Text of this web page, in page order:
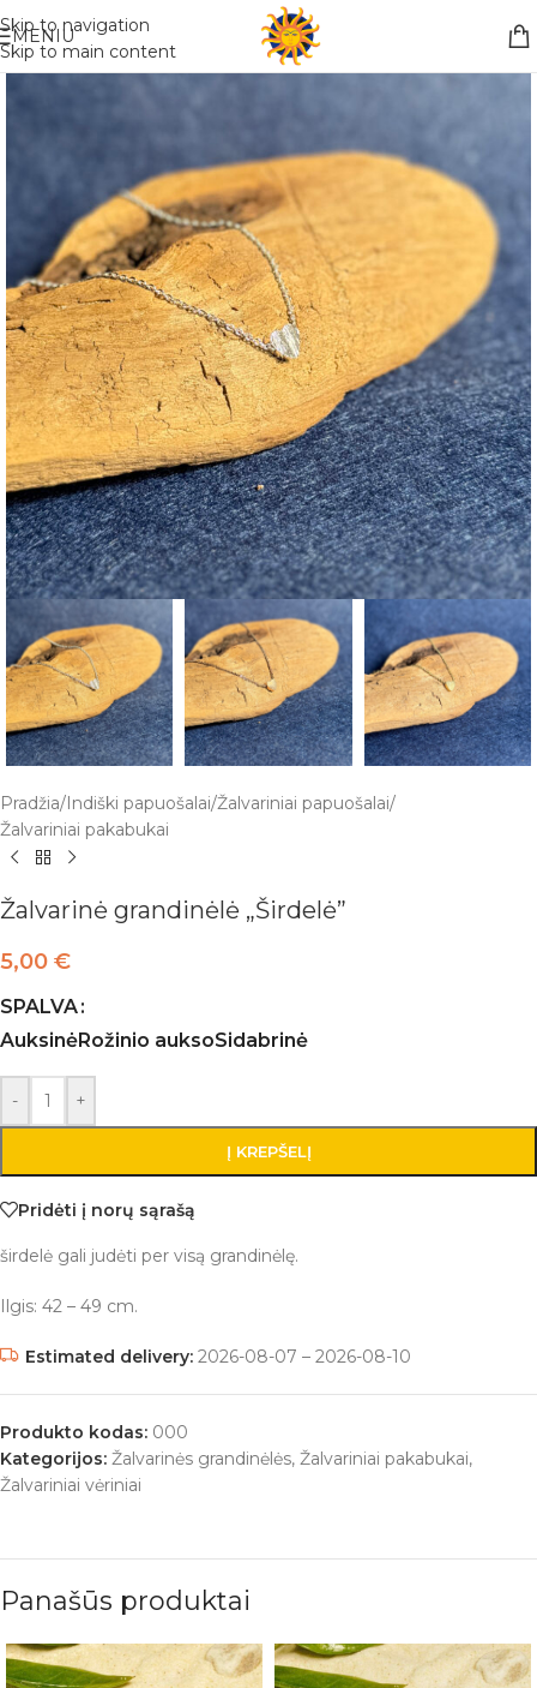
Skip to navigation
Skip to main content
Nemokamas pristatymas į paštomatą apsiperkant už 30€!!
MENIU
Pradžia/ Indiški papuošalai/Žalvariniai papuošalai/
Žalvariniai pakabukai
Žalvarinė grandinėlė „Širdelė”
5,00 €
SPALVA
AuksinėRožinio auksoSidabrinė
- +
Į KREPŠELĮ
Pridėti į norų sąrašą
širdelė gali judėti per visą grandinėlę.
Ilgis: 42 – 49 cm.
Estimated delivery: 2026-08-07 – 2026-08-10
Produkto kodas: 000
Kategorijos: Žalvarinės grandinėlės, Žalvariniai pakabukai,
Žalvariniai vėriniai
Panašūs produktai